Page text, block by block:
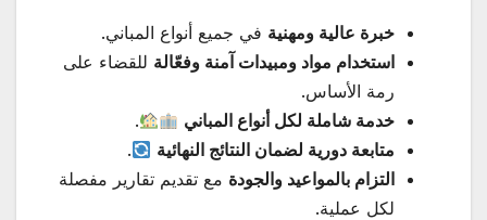
خبرة عالية ومهنية في جميع أنواع المباني.
استخدام مواد ومبيدات آمنة وفعّالة للقضاء على
رمة الأساس.
خدمة شاملة لكل أنواع المباني
.
متابعة دورية لضمان النتائج النهائية
.
التزام بالمواعيد والجودة مع تقديم تقارير مفصلة
لكل عملية.